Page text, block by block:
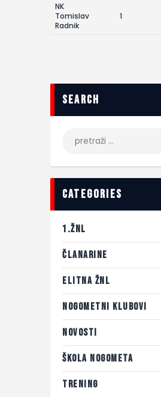
NK
Tomislav
Radnik
1
search
categories
1.ŽNL
ČLANARINE
ELITNA ŽNL
NOGOMETNI KLUBOVI
NOVOSTI
ŠKOLA NOGOMETA
TRENING